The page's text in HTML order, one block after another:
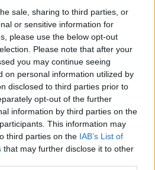
sale, sharing to third parties, or
or sensitive information for
please use the below opt-out
Please note that after your
you may continue seeing
on personal information utilized by
disclosed to third parties prior to
opt-out of the further
information by third parties on the
This information may
third parties on the IAB’s List of
that may further disclose it to other